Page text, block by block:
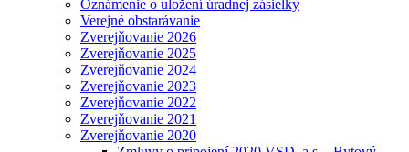
Oznámenie o uložení úradnej zásielky
Verejné obstarávanie
Zverejňovanie 2026
Zverejňovanie 2025
Zverejňovanie 2024
Zverejňovanie 2023
Zverejňovanie 2022
Zverejňovanie 2021
Zverejňovanie 2020